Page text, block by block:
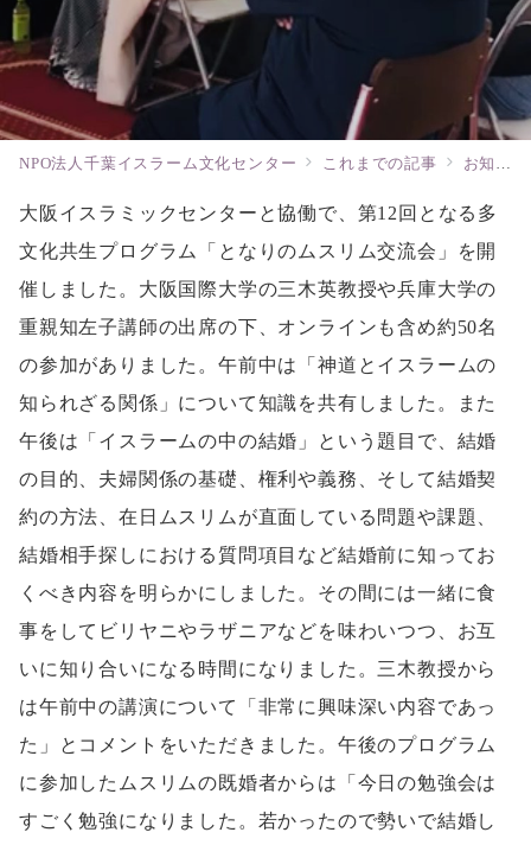
NPO法人千葉イスラーム文化センター これまでの記事 お知らせ
大阪イスラミックセンターと協働で、第12回となる多
文化共生プログラム「となりのムスリム交流会」を開
催しました。大阪国際大学の三木英教授や兵庫大学の
重親知左子講師の出席の下、オンラインも含め約50名
の参加がありました。午前中は「神道とイスラームの
知られざる関係」について知識を共有しました。また
午後は「イスラームの中の結婚」という題目で、結婚
の目的、夫婦関係の基礎、権利や義務、そして結婚契
約の方法、在日ムスリムが直面している問題や課題、
結婚相手探しにおける質問項目など結婚前に知ってお
くべき内容を明らかにしました。その間には一緒に食
事をしてビリヤニやラザニアなどを味わいつつ、お互
いに知り合いになる時間になりました。三木教授から
は午前中の講演について「非常に興味深い内容であっ
た」とコメントをいただきました。午後のプログラム
に参加したムスリムの既婚者からは「今日の勉強会は
すごく勉強になりました。若かったので勢いで結婚し